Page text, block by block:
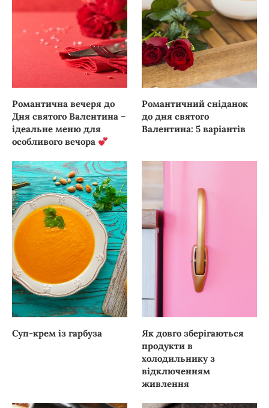
Романтична вечеря до
Дня святого Валентина –
ідеальне меню для
особливого вечора
Романтичний сніданок
до дня святого
Валентина: 5 варіантів
Суп-крем із гарбуза
Як довго зберігаються
продукти в
холодильнику з
відключенням
живлення